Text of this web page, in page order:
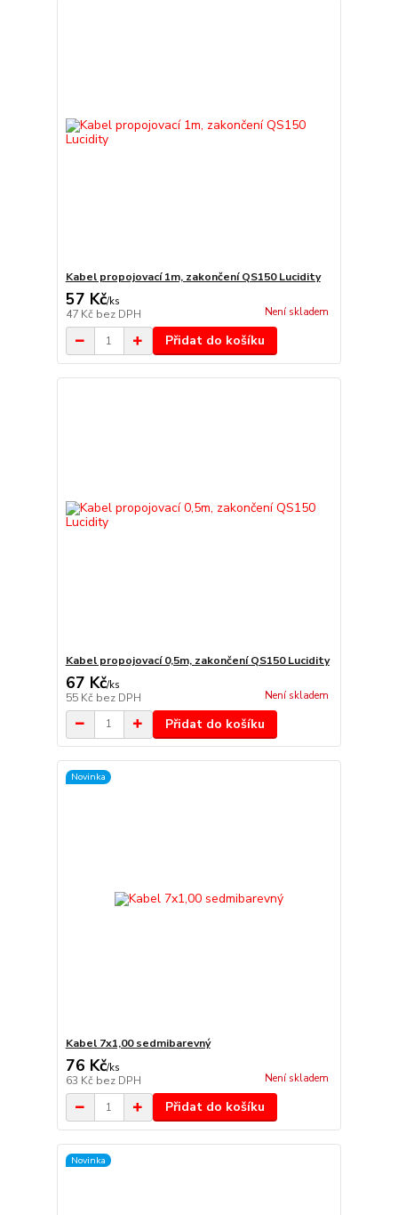
Kabel propojovací 1m, zakončení QS150 Lucidity
57 Kč/ks
47 Kč bez DPH Není skladem
Přidat do košíku
Kabel propojovací 0,5m, zakončení QS150 Lucidity
67 Kč/ks
55 Kč bez DPH Není skladem
Přidat do košíku
Novinka
Kabel 7x1,00 sedmibarevný
76 Kč/ks
63 Kč bez DPH Není skladem
Přidat do košíku
Novinka